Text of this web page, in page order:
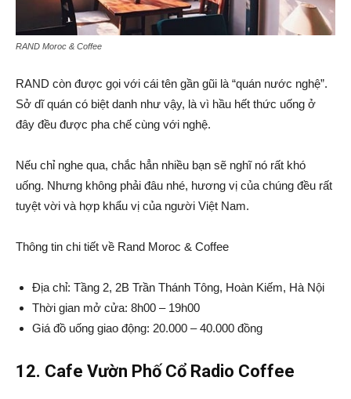
RAND Moroc & Coffee
RAND còn được gọi với cái tên gần gũi là “quán nước nghệ”.
Sở dĩ quán có biệt danh như vậy, là vì hầu hết thức uống ở
đây đều được pha chế cùng với nghệ.
Nếu chỉ nghe qua, chắc hẳn nhiều bạn sẽ nghĩ nó rất khó
uống. Nhưng không phải đâu nhé, hương vị của chúng đều rất
tuyệt vời và hợp khẩu vị của người Việt Nam.
Thông tin chi tiết về Rand Moroc & Coffee
Địa chỉ: Tầng 2, 2B Trần Thánh Tông, Hoàn Kiếm, Hà Nội
Thời gian mở cửa: 8h00 – 19h00
Giá đồ uống giao động: 20.000 – 40.000 đồng
12. Cafe Vườn Phố Cổ Radio Coffee